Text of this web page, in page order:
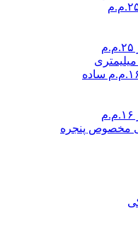
مخصوص پنجره